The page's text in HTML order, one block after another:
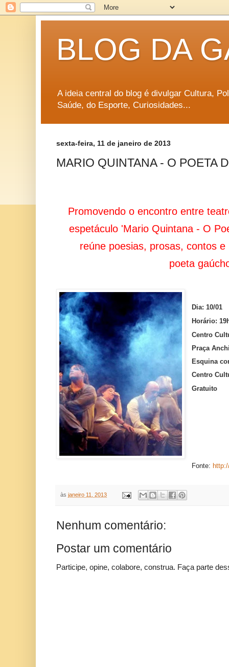
BLOG DA
A ideia central do blog é divulgar Cultura,
Saúde, do Esporte, Curiosidades...
sexta-feira, 11 de janeiro de 2013
MARIO QUINTANA - O POETA
Promovendo o encontro entre
espetáculo 'Mario Quintana - O
reúne poesias, prosas, contos
poeta
Dia: 10/01
Horário:
Centro
Praça
Esquina
Centro
Gratuito
Fonte:
às janeiro 11, 2013
Nenhum comentário:
Postar um comentário
Participe, opine, colabore, construa. Faça parte